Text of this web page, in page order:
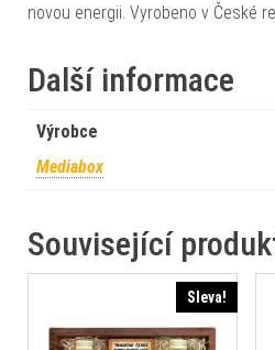
novou energii. Vyrobeno v České
Další informace
Výrobce
Mediabox
Související
Sleva!